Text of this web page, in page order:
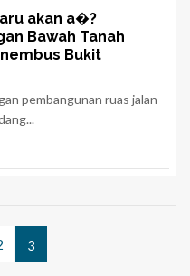
akan a�?
Bawah Tanah
Bukit
pembangunan ruas jalan
3